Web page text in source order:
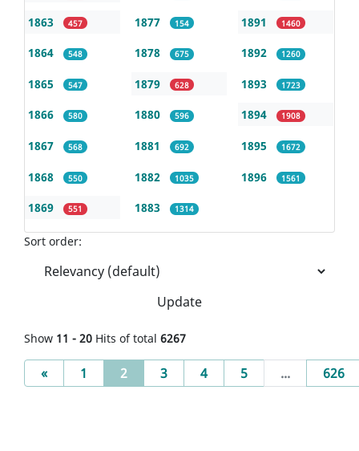
1863 457
1864 548
1865 547
1866 580
1867 568
1868 550
1869 551
1877 154
1878 675
1879 628
1880 596
1881 692
1882 1035
1883 1314
1891 1460
1892 1260
1893 1723
1894 1908
1895 1672
1896 1561
Sort order:
Update
Show 11 - 20 Hits of total 6267
«Previous
1 2(current)
3 4 5 ... 626